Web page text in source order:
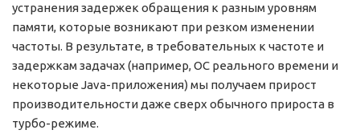
устранения задержек обращения к разным уровням
памяти, которые возникают при резком изменении
частоты. В результате, в требовательных к частоте и
задержкам задачах (например, ОС реального времени и
некоторые Java-приложения) мы получаем прирост
производительности даже сверх обычного прироста в
турбо-режиме.